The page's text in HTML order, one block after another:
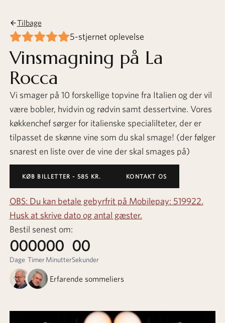
Tilbage
5-stjernet oplevelse
Vinsmagning på La
Rocca
Vi smager på 10 forskellige topvine fra Italien og der vil
være bobler, hvidvin og rødvin samt dessertvine. Vores
køkkenchef sørger for italienske specialilteter, der er
tilpasset de skønne vine som du skal smage! (der følger
snarest en liste over de vine der skal smages på)
KØB BILLETTER - 585 KR. KONTAKT OS
OBS: Du kan betale gebyrfrit på Mobilepay: 519922.
Husk at skrive dato og antal gæster.
Bestil senest om:
00
Dage
00
Timer
00
Minutter
00
Sekunder
Erfarende sommeliers